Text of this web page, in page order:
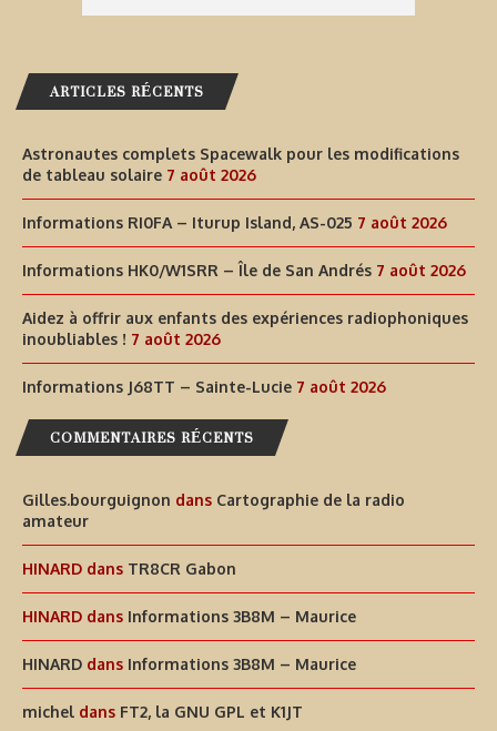
ARTICLES RÉCENTS
Astronautes complets Spacewalk pour les modifications
de tableau solaire 7 août 2026
Informations RI0FA – Iturup Island, AS-025 7 août 2026
Informations HK0/W1SRR – Île de San Andrés 7 août 2026
Aidez à offrir aux enfants des expériences radiophoniques
inoubliables ! 7 août 2026
Informations J68TT – Sainte-Lucie 7 août 2026
COMMENTAIRES RÉCENTS
Gilles.bourguignon dans Cartographie de la radio
amateur
HINARD dans TR8CR Gabon
HINARD dans Informations 3B8M – Maurice
HINARD dans Informations 3B8M – Maurice
michel dans FT2, la GNU GPL et K1JT